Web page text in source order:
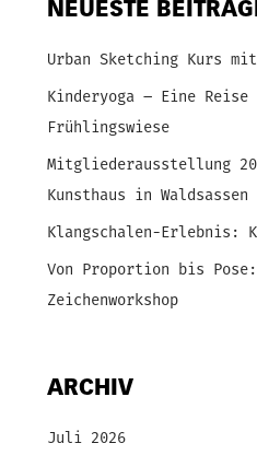
NEUESTE
Urban Sketching Kurs
Kinderyoga – Eine
Frühlingswiese
Mitgliederausstellung
Kunsthaus in Waldsassen
Klangschalen-Erlebnis:
Von Proportion bis
Zeichenworkshop
ARCHIV
Juli 2026